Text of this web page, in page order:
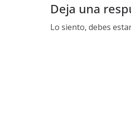
Deja una
Lo siento, debes